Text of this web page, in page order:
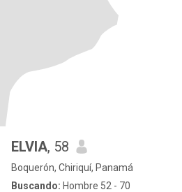
ELVIA, 58
Boquerón, Chiriquí, Panamá
Buscando: Hombre 52 - 70